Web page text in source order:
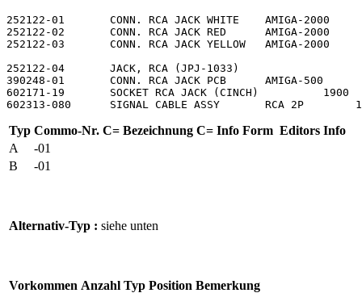
252122-01	CONN. RCA JACK WHITE	AMIGA-2000
252122-02	CONN. RCA JACK RED	AMIGA-2000
252122-03	CONN. RCA JACK YELLOW	AMIGA-2000
252122-04	JACK, RCA (JPJ-1033)
390248-01	CONN. RCA JACK PCB	AMIGA-500
602171-19	SOCKET RCA JACK	(CINCH)          1900
602313-080	SIGNAL CABLE ASSY
Typ Commo-Nr. C= Bezeichnung C= Info Form Editors Info
A
-01
B
-01
Alternativ-Typ : siehe unten
Vorkommen Anzahl Typ Position Bemerkung